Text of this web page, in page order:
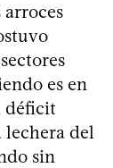
arroces
es en
déficit
lechera del
sin